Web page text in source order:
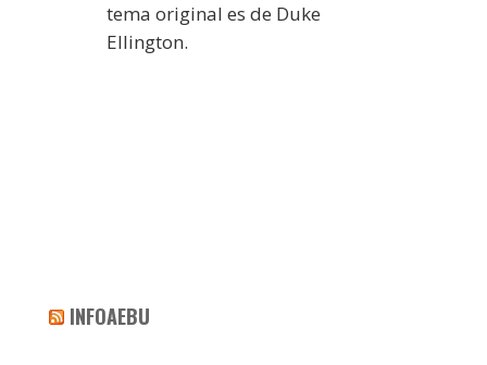
tema original es de Duke
Ellington.
INFOAEBU